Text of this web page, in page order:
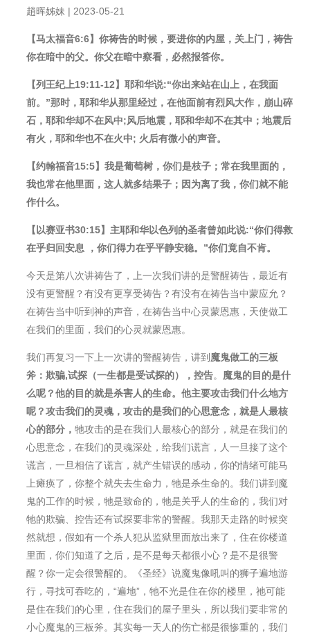
趙晖姊妹 | 2023-05-21
【⻢太福音6:6】你祷告的时候，要进你的内屋，关上⻔，祷告
你在暗中的父。你父在暗中察看，必然报答你。
【列王纪上19:11-12】耶和华说:“你出来站在山上，在我面
前。”那时，耶和华从那里经过，在他面前有烈⻛大作，崩山碎
石，耶和华却不在⻛中;⻛后地震，耶和华却不在其中 ； 地震后
有火，耶和华也不在火中; 火后有微小的声音。
【约翰福音15:5】我是葡萄树，你们是枝子； 常在我里面的，
我也常在他里面，这人就多结果子； 因为离了我， 你们就不能
作什么。
【以赛亚书30:15】主耶和华以色列的圣者曾如此说:“你们得救
在乎归回安息 ，你们得力在乎平静安稳。”你们竟自不肯。
今天是第八次讲祷告了，上一次我们讲的是警醒祷告，最近有
没有更警醒？有没有更享受祷告？有没有在祷告当中蒙应允？
在祷告当中听到神的声音，在祷告当中心灵蒙恩惠，天使做工
在我们的里面，我们的心灵就蒙恩惠。
我们再复习一下上一次讲的警醒祷告，讲到 魔⻤做工的三板
斧： 欺骗,试探（一生都是受试探的）， 控告。 魔⻤的目的是什
么呢？他的目的就是杀害人的生命。 他主要攻击我们什么地方
呢？攻击我们的灵魂，攻击的是我们的心思意念，就是人最核
心的部分， 牠攻击的是在我们人最核心的部分，就是在我们的
心思意念，在我们的灵魂深处，给我们谎言，人一旦接了这个
谎言，一旦相信了谎言，就产生错误的感动，你的情绪可能⻢
上瘫痪了，你整个就失去生命力，牠是杀生命的。我们讲到魔
⻤的工作的时候，牠是致命的，牠是关乎人的生命的，我们对
牠的欺骗、控告还有试探要非常的警醒。我那天走路的时候突
然就想，假如有一个杀人犯从监狱里面放出来了，住在你楼道
里面，你们知道了之后，是不是每天都很小心？是不是很警
醒？你一定会很警醒的。《圣经》说魔⻤像吼叫的狮子遍地游
行，寻找可吞吃的，“遍地”，牠不光是住在你的楼里，祂可能
是住在我们的心里，住在我们的屋子里头，所以我们要非常的
小心魔⻤的三板斧。其实每一天人的伤亡都是很惨重的，我们